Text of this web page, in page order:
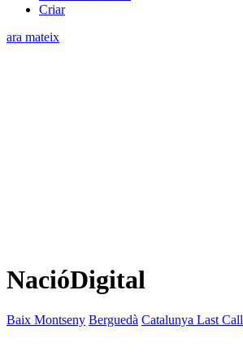
Criar
ara mateix
NacióDigital
Baix Montseny Berguedà Catalunya Last Call